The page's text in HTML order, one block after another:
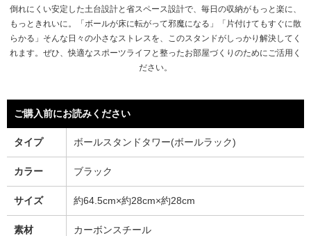
倒れにくい安定した土台設計と省スペース設計で、毎日の収納がもっと楽に、
もっときれいに。「ボールが床に転がって邪魔になる」「片付けてもすぐに散
らかる」そんな日々の小さなストレスを、このスタンドがしっかり解決してく
れます。ぜひ、快適なスポーツライフと整ったお部屋づくりのためにご活用く
ださい。
ご購入前にお読みください
タイプ ボールスタンドタワー(ボールラック)
カラー ブラック
サイズ 約64.5cm×約28cm×約28cm
素材 カーボンスチール